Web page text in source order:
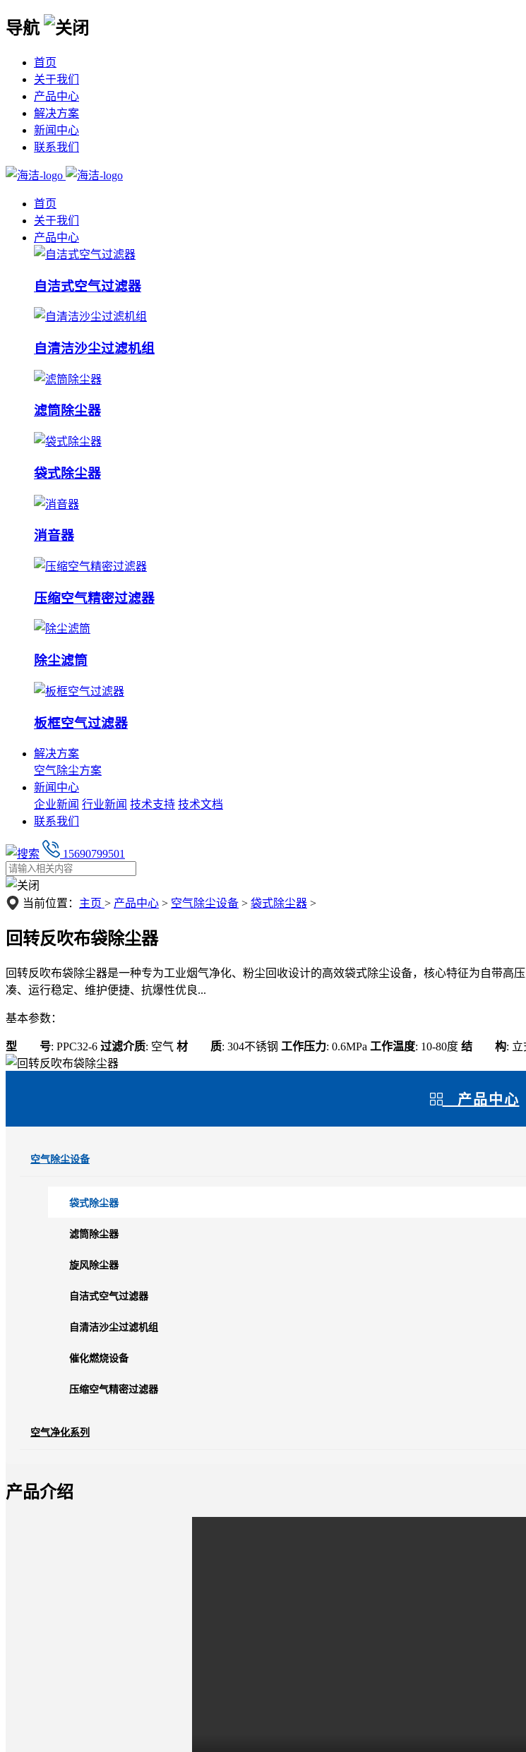
导航
首页
关于我们
产品中心
解决方案
新闻中心
联系我们
首页
关于我们
产品中心
自洁式空气过滤器
自清洁沙尘过滤机组
滤筒除尘器
袋式除尘器
消音器
压缩空气精密过滤器
除尘滤筒
板框空气过滤器
解决方案
空气除尘方案
新闻中心
企业新闻 行业新闻 技术支持 技术文档
联系我们
15690799501
当前位置： 主页 > 产品中心 > 空气除尘设备 > 袋式除尘器 >
回转反吹布袋除尘器
回转反吹布袋除尘器是一种专为工业烟气净化、粉尘回收设计的高效袋式除尘设备，核心特征为自带
凑、运行稳定、维护便捷、抗爆性优良...
基本参数：
型 号: PPC32-6 过滤介质: 空气 材 质: 304不锈钢 工作压力: 0.6MPa 工作温度: 10-80度 结 构: 立
产品中心
空气除尘设备
袋式除尘器
滤筒除尘器
旋风除尘器
自洁式空气过滤器
自清洁沙尘过滤机组
催化燃烧设备
压缩空气精密过滤器
空气净化系列
产品介绍